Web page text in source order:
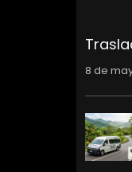
8 de